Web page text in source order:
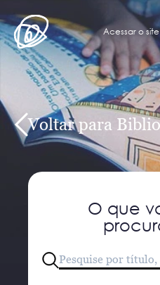
Acessar o
Voltar para
O que